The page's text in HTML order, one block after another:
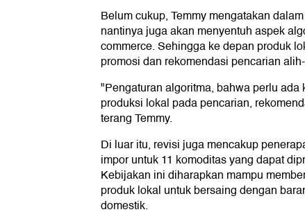
Belum cukup, Temmy mengatakan
nantinya juga akan menyentuh aspek
commerce. Sehingga ke depan produk
promosi dan rekomendasi pencarian
"Pengaturan algoritma, bahwa perlu
produksi lokal pada pencarian,
terang Temmy.
Di luar itu, revisi juga mencakup
impor untuk 11 komoditas yang dapat
Kebijakan ini diharapkan mampu
produk lokal untuk bersaing dengan
domestik.